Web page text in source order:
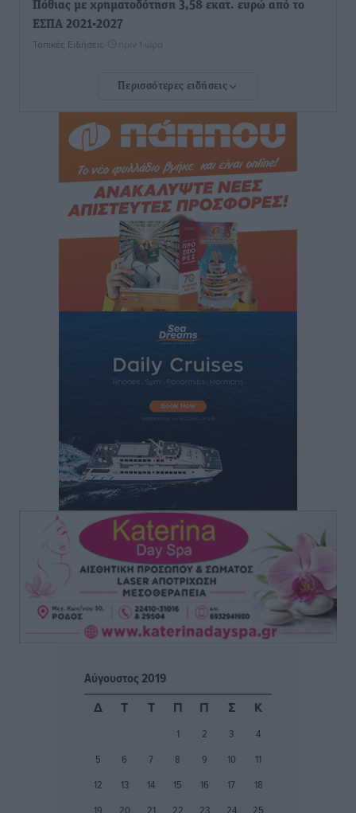
Πόθιας με χρηματοδότηση 3,58 εκατ. ευρώ από το
ΕΣΠΑ 2021-2027
Τοπικές Ειδήσεις πριν 1 ώρα
Την Παρασκευή 21 Αυγούστου η τελετή εγκαινίων
Γενναδίου παρουσία του Άδωνι Γεωργιάδη
Τοπικές Ειδήσεις• πριν 2 ώρες
Στη Λέρο ο πρόεδρος του ΠΑΣΟΚ Νίκος Ανδρουλάκης
Τοπικές Ειδήσεις• πριν 2 ώρες
Στα 2-2,35 GW ο στόχος για τα πρώτα υπεράκτια
αιολικά πάρκα που θα λειτουργήσουν στη χώρα μας
πριν 3 ώρες
Η Ελλάδα κρατά το τουριστικό momentum, παρά τις
πριν 3 ώρες
Σε κόκκινο συναγερμό επτά Περιφέρειες – Οι οδηγίες
Πυρκαγιάς
Ειδήσεις• πριν 3 ώρες
ΑΑΔΕ: Αυξάνονται οι «καρφωτές» για φοροδιαφυγή
– Στο μικροσκόπιο τουριστικοί προορισμοί, ταμειακές
και συναλλαγές POS
πριν 4 ώρες
Δημόσιο: Το νέο καθεστώς επιλογής προϊσταμένων, τι
προβλέπει το νομοσχέδιο του Υπ. Εσωτερικών
Αστυπάλαια: Το φως που μένει αναμμένο στο κάστρο
Περισσότερες ειδήσεις
Αύγουστος 2019
Δ
Τ Τ Π Π Σ Κ
1 2 3
4
5
6 7 8 9 10
11
12
13 14 15 16 17
18
19
20 21 22 23 24
25